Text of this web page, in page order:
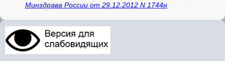
Минздрава России от 29.12.2012 N 1744н